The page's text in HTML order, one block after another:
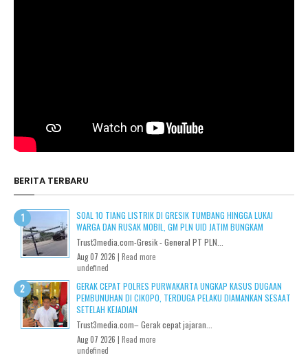
BERITA TERBARU
SOAL 10 TIANG LISTRIK DI GRESIK TUMBANG HINGGA LUKAI
WARGA DAN RUSAK MOBIL, GM PLN UID JATIM BUNGKAM
Trust3media.com-Gresik - General PT PLN...
Aug 07 2026 | Read more
undefined
GERAK CEPAT POLRES PURWAKARTA UNGKAP KASUS DUGAAN
PEMBUNUHAN DI CIKOPO, TERDUGA PELAKU DIAMANKAN SESAAT
SETELAH KEJADIAN
Trust3media.com– Gerak cepat jajaran...
Aug 07 2026 | Read more
undefined